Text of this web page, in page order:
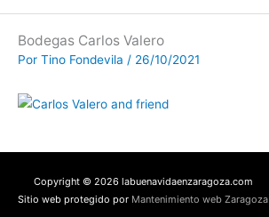
Bodegas Carlos Valero
Por Tino Fondevila / 26/10/2021
Copyright © 2026 labuenavidaenzaragoza.com
Sitio web protegido por Mantenimiento web Zaragoza